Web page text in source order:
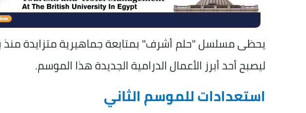
ليصبح أحد أبرز الأعمال الدرامية الجديدة هذا الموسم.
استعدادات للموسم الثاني